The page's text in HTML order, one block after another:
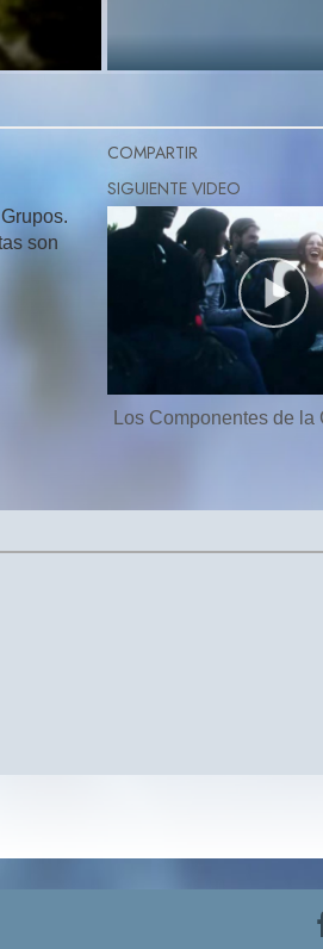
son
COMPARTIR
Los Componentes de